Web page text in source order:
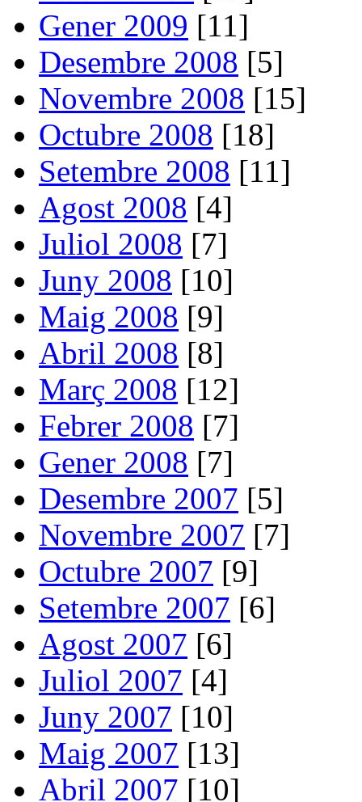
Gener 2009 [11]
Desembre 2008 [5]
Novembre 2008 [15]
Octubre 2008 [18]
Setembre 2008 [11]
Agost 2008 [4]
Juliol 2008 [7]
Juny 2008 [10]
Maig 2008 [9]
Abril 2008 [8]
Març 2008 [12]
Febrer 2008 [7]
Gener 2008 [7]
Desembre 2007 [5]
Novembre 2007 [7]
Octubre 2007 [9]
Setembre 2007 [6]
Agost 2007 [6]
Juliol 2007 [4]
Juny 2007 [10]
Maig 2007 [13]
Abril 2007 [10]